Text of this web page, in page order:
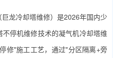
龙冷却塔维修）‌是2026年国内少
停机维修技术的‌凝气机冷却塔维
修"施工工艺，通过"分区隔离+旁